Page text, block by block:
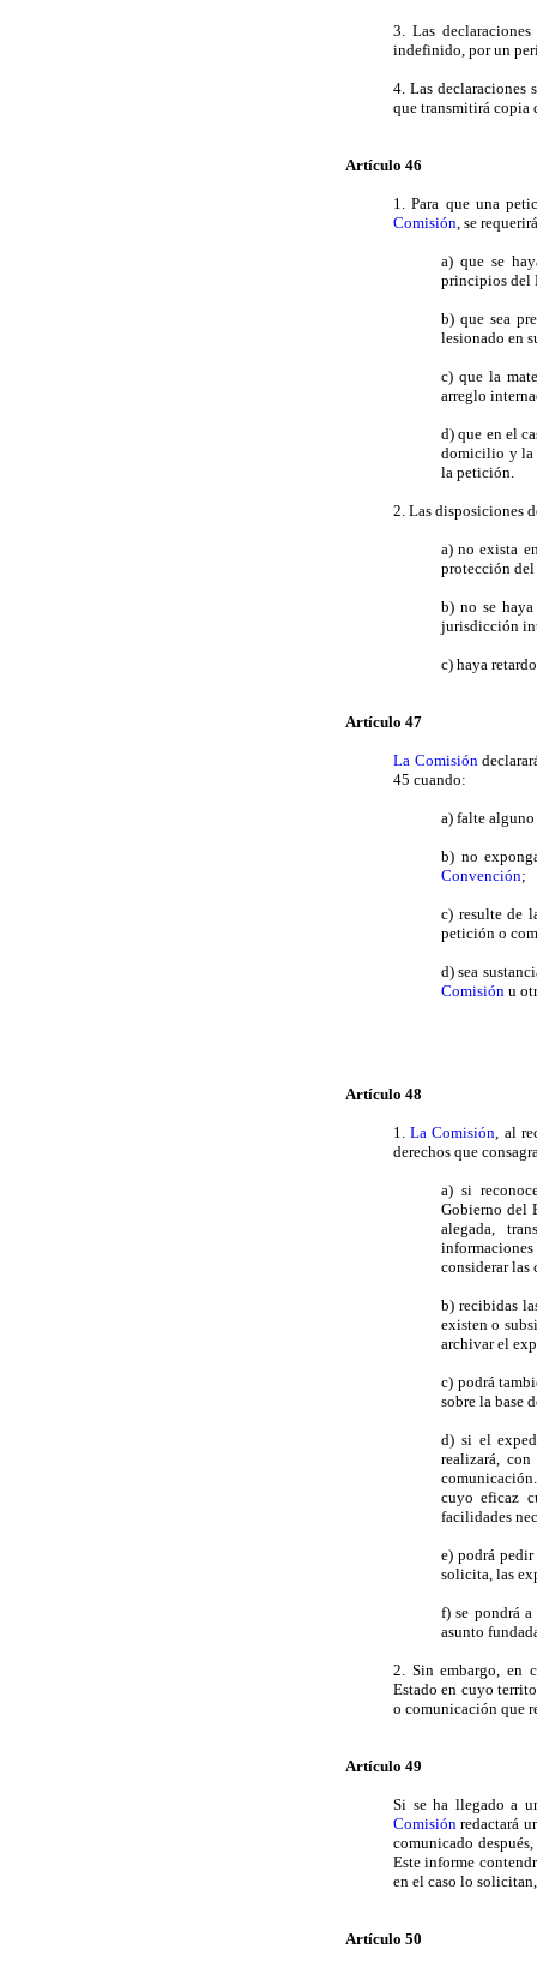
3. Las
indefinido, por un
4. Las declaraciones
que transmitirá copia
Artículo 46
1. Para que una
Comisión, se
a) que se
principios del
b) que sea
lesionado en
c) que la
arreglo
d) que en el
domicilio y la
la petición.
2. Las disposiciones
a) no exista
protección del
b) no se
jurisdicción
c) haya
Artículo 47
La Comisión
45 cuando:
a) falte
b) no
Convención;
c) resulte de
petición o
d) sea
Comisión u
Artículo 48
1.La Comisión, al
derechos que
a) si
Gobierno del
alegada,
considerar las
b) recibidas
existen o
archivar el
c) podrá
sobre la base
d) si el
realizará,
cuyo eficaz
facilidades
e) podrá
solicita, las
f) se pondrá
asunto
2. Sin embargo, en
Estado en cuyo
o comunicación que
Artículo 49
Si se ha llegado a
Comisión redactará
comunicado
Este informe
en el caso lo
Artículo 50